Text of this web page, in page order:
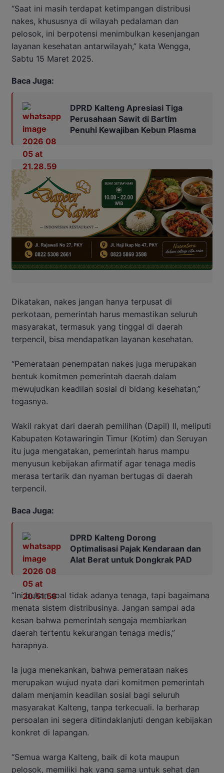
“Saat ini masih terdapat ketimpangan distribusi
nakes, khususnya di wilayah pedalaman dan
pelosok, ini berpotensi menimbulkan kesenjangan
layanan kesehatan antarwilayah,” kata Wengga,
Sabtu 15 Maret 2025.
Baca Juga:
DPRD Kalteng Apresiasi Tiga
Perusahaan Sawit di Bartim
Penuhi Kewajiban Kebun Plasma
Dikatakan, nakes jangan hanya terpusat di
perkotaan, pemerintah harus memastikan seluruh
masyarakat, termasuk yang tinggal di daerah
terpencil, bisa mendapatkan layanan kesehatan.
“Pemerataan penempatan nakes juga merupakan
bentuk komitmen pemerintah daerah dalam
mewujudkan keadilan sosial di bidang kesehatan,”
tegasnya.
Wakil rakyat dari daerah pemilihan (Dapil) II, meliputi
Kabupaten Kotawaringin Timur (Kotim) dan Seruyan
itu juga mengatakan, pemerintah harus mampu
menyusun kebijakan afirmatif agar tenaga medis
merasa tertarik dan nyaman bertugas di daerah
terpencil.
Baca Juga:
DPRD Kalteng Dorong
Optimalisasi Pajak Kendaraan dan
Alat Berat untuk Dongkrak PAD
“Ini bukan soal tidak adanya tenaga, tapi bagaimana
menata sistem distribusinya. Jangan sampai ada
kesan bahwa pemerintah sengaja membiarkan
daerah tertentu kekurangan tenaga medis,”
harapnya.
Ia juga menekankan, bahwa pemerataan nakes
merupakan wujud nyata dari komitmen pemerintah
dalam menjamin keadilan sosial bagi seluruh
masyarakat Kalteng, tanpa terkecuali. Ia berharap
persoalan ini segera ditindaklanjuti dengan kebijakan
konkret di lapangan.
“Semua warga Kalteng, baik di kota maupun
pelosok, memiliki hak yang sama untuk sehat dan